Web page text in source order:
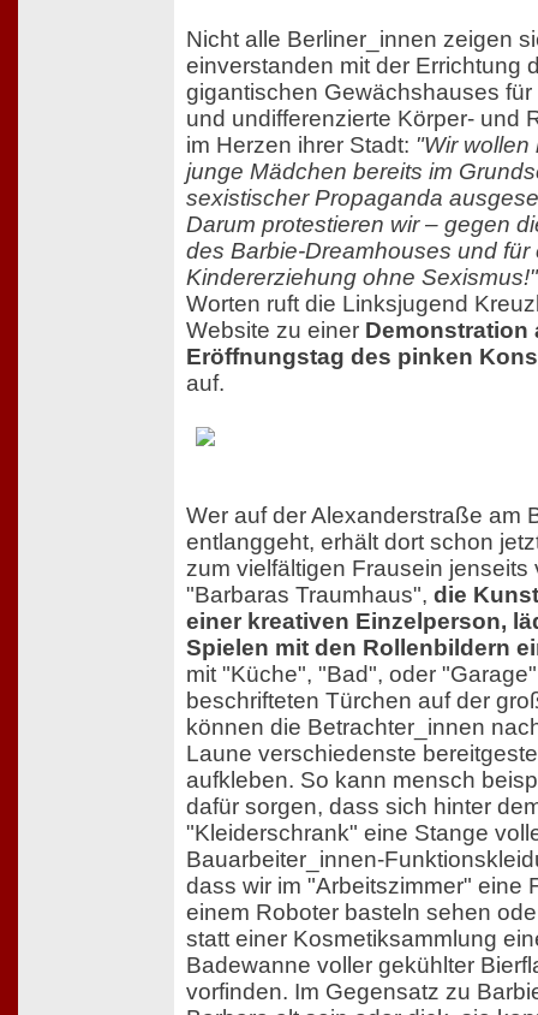
Nicht alle Berliner_innen zeigen
einverstanden mit der Errichtung
gigantischen Gewächshauses
und undifferenzierte Körper- und
im Herzen ihrer Stadt: "Wir wollen
junge Mädchen bereits im
sexistischer Propaganda
Darum protestieren wir – gegen
des Barbie-Dreamhouses und für
Kindererziehung ohne Sexismus!"
Worten ruft die Linksjugend
Website zu einer Demonstration
Eröffnungstag des pinken
auf.
Wer auf der Alexanderstraße am
entlanggeht, erhält dort schon
zum vielfältigen Frausein jenseits
"Barbaras Traumhaus", die
einer kreativen Einzelperson,
Spielen mit den Rollenbildern
mit "Küche", "Bad", oder "Garage"
beschrifteten Türchen auf der
können die Betrachter_innen
Laune verschiedenste
aufkleben. So kann mensch
dafür sorgen, dass sich hinter
"Kleiderschrank" eine Stange
Bauarbeiter_innen-
dass wir im "Arbeitszimmer" eine
einem Roboter basteln sehen
statt einer Kosmetiksammlung
Badewanne voller gekühlter
vorfinden. Im Gegensatz zu